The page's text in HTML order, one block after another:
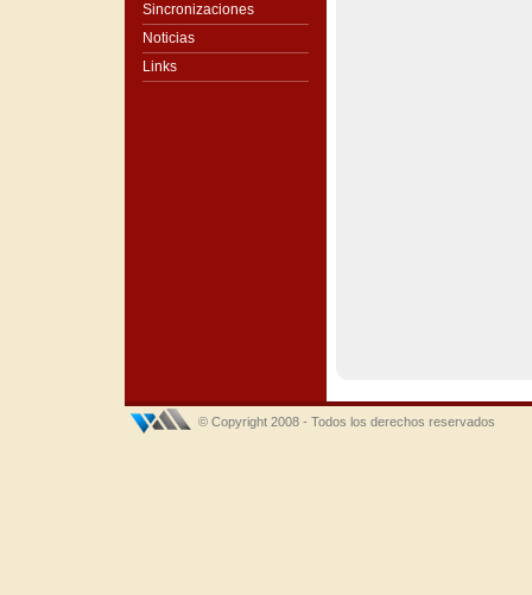
Sincronizaciones
Noticias
Links
© Copyright 2008 - Todos los derechos reservados